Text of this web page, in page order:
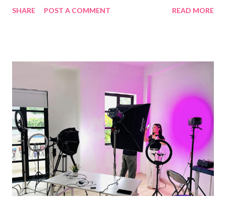
Trong bài viết dưới đây, chúng tôi sẽ giới thiệu chi tiết 12 công
mạng xã hội hoặc website theo thời gian thực. Để thực hiện
chuyên biệt giúp xử lý hình ảnh, âm thanh, hiệu ứng và kết nối ổn
định. Những công cụ hỗ trợ livestream chuyên biệt Hiện nay,
phần mềm Livestream không chỉ phục vụ streamer hay game thủ
mà còn là trợ thủ đắc lực cho nhà bán hàng online, giáo viên,
doanh nghiệp, nhà sáng tạo nội dung. Việc lựa chọn đúng phần
mềm sẽ giúp bu...
SHARE POST A COMMENT READ MORE